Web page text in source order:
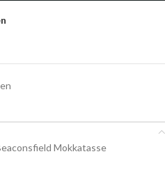
Mokkatasse